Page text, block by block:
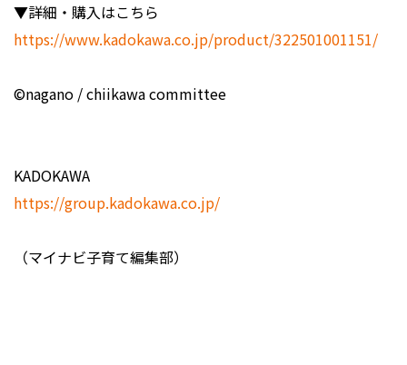
▼詳細・購入はこちら
https://www.kadokawa.co.jp/product/322501001151/
©nagano / chiikawa committee
KADOKAWA
https://group.kadokawa.co.jp/
（マイナビ子育て編集部）